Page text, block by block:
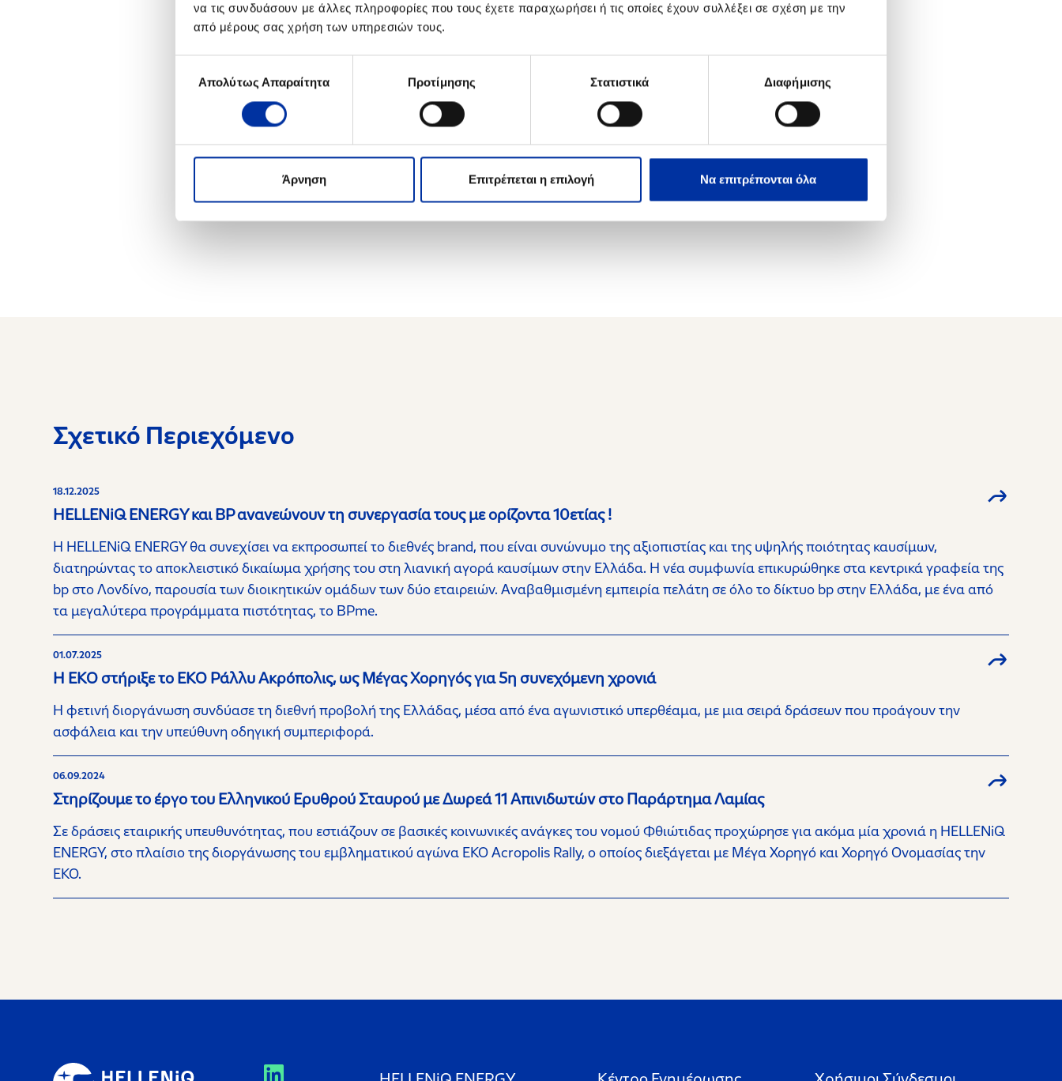
να τις συνδυάσουν με άλλες πληροφορίες που τους έχετε παραχωρήσει ή τις οποίες έχουν συλλέξει σε σχέση με την
από μέρους σας χρήση των υπηρεσιών τους.
συγκατάθεσης
Απολύτως Απαραίτητα Προτίμησης Στατιστικά Διαφήμισης
Άρνηση Επιτρέπεται η επιλογή Να επιτρέπονται όλα
Σχετικό Περιεχόμενο
18.12.2025
HELLENiQ ENERGY και BP ανανεώνουν τη συνεργασία τους με ορίζοντα 10ετίας !
Η HELLENiQ ENERGY θα συνεχίσει να εκπροσωπεί το διεθνές brand, που είναι συνώνυμο της αξιοπιστίας και της υψηλής ποιότητας καυσίμων,
διατηρώντας το αποκλειστικό δικαίωμα χρήσης του στη λιανική αγορά καυσίμων στην Ελλάδα. Η νέα συμφωνία επικυρώθηκε στα κεντρικά γραφεία της
bp στο Λονδίνο, παρουσία των διοικητικών ομάδων των δύο εταιρειών. Αναβαθμισμένη εμπειρία πελάτη σε όλο το δίκτυο bp στην Ελλάδα, με ένα από
τα μεγαλύτερα προγράμματα πιστότητας, το BPme.
01.07.2025
Η ΕΚΟ στήριξε το ΕΚΟ Ράλλυ Ακρόπολις, ως Μέγας Χορηγός για 5η συνεχόμενη χρονιά
Η φετινή διοργάνωση συνδύασε τη διεθνή προβολή της Ελλάδας, μέσα από ένα αγωνιστικό υπερθέαμα, με μια σειρά δράσεων που προάγουν την
ασφάλεια και την υπεύθυνη οδηγική συμπεριφορά.
06.09.2024
Στηρίζουμε το έργο του Ελληνικού Ερυθρού Σταυρού με Δωρεά 11 Απινιδωτών στο Παράρτημα Λαμίας
Σε δράσεις εταιρικής υπευθυνότητας, που εστιάζουν σε βασικές κοινωνικές ανάγκες του νομού Φθιώτιδας προχώρησε για ακόμα μία χρονιά η HELLENiQ
ENERGY, στο πλαίσιο της διοργάνωσης του εμβληματικού αγώνα ΕΚΟ Acropolis Rally, ο οποίος διεξάγεται με Μέγα Χορηγό και Χορηγό Ονομασίας την
ΕΚΟ.